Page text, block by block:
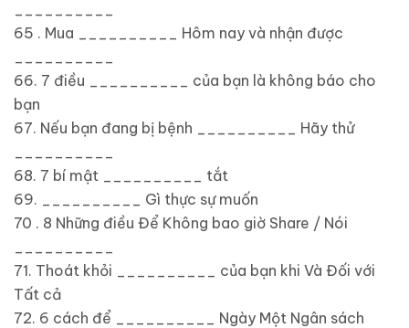
65 . Mua __________ Hôm nay và nhận được
66. 7 điều __________ của bạn là không báo cho
bạn
67. Nếu bạn đang bị bệnh __________ Hãy thử
68. 7 bí mật __________ tắt
69. __________ Gì thực sự muốn
70 . 8 Những điều Để Không bao giờ Share / Nói
71. Thoát khỏi __________ của bạn khi Và Đối với
Tất cả
72. 6 cách để __________ Ngày Một Ngân sách